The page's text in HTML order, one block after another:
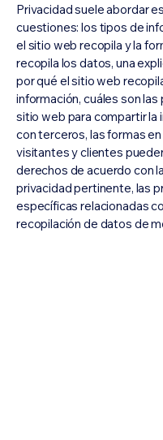
Privacidad suele abordar
cuestiones: los tipos de
el sitio web recopila y la
recopila los datos, una
por qué el sitio web
información, cuáles son las
sitio web para compartir la
con terceros, las formas
visitantes y clientes
derechos de acuerdo con
privacidad pertinente, las
específicas relacionadas
recopilación de datos de